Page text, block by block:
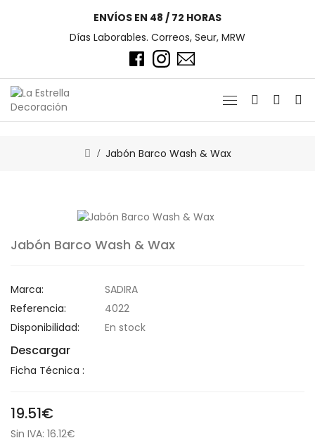
ENVÍOS EN 48 / 72 HORAS
Días Laborables. Correos, Seur, MRW
Jabón Barco Wash & Wax
Jabón Barco Wash & Wax
Marca:
SADIRA
Referencia:
4022
Disponibilidad:
En stock
Descargar
Ficha Técnica :
19.51€
Sin IVA: 16.12€